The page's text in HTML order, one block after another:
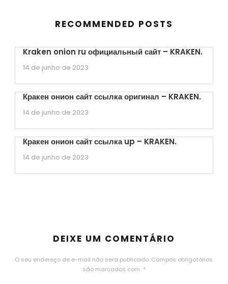
RECOMMENDED POSTS
Kraken onion ru официальный сайт – KRAKEN.
14 de junho de 2023
Кракен онион сайт ссылка оригинал – KRAKEN.
14 de junho de 2023
Кракен онион сайт ссылка up – KRAKEN.
14 de junho de 2023
DEIXE UM COMENTÁRIO
O seu endereço de e-mail não será publicado. Campos obrigatórios
são marcados com *